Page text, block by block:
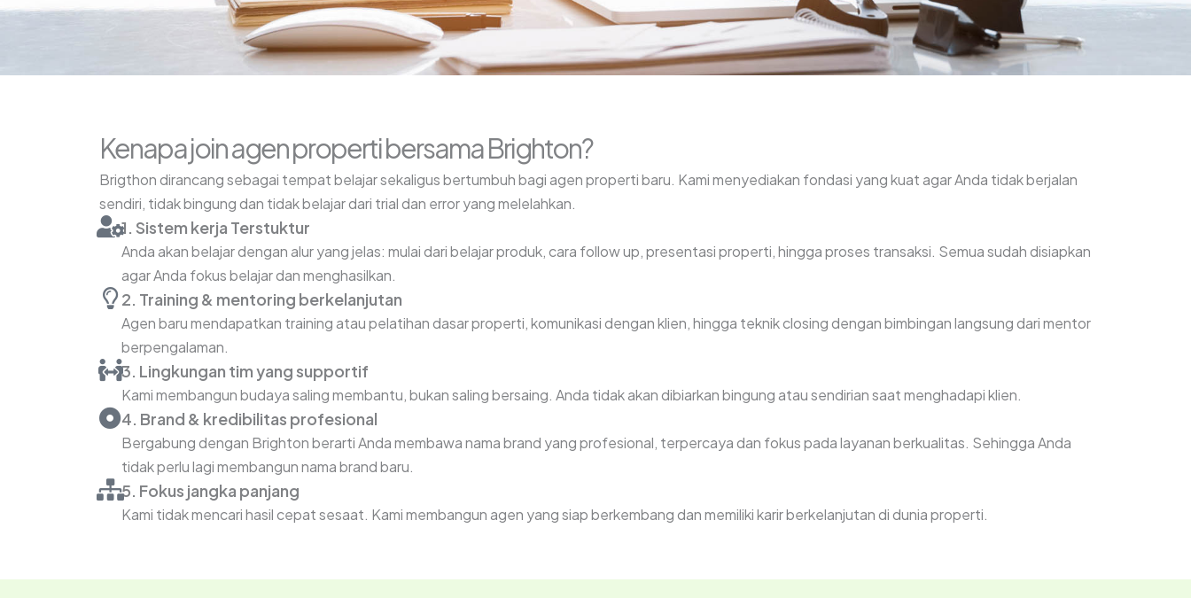
Kenapa join agen properti bersama Brighton?
Brigthon dirancang sebagai tempat belajar sekaligus bertumbuh bagi agen properti baru. Kami menyediakan fondasi yang kuat agar Anda tidak berjalan
sendiri, tidak bingung dan tidak belajar dari trial dan error yang melelahkan.
1. Sistem kerja Terstuktur
Anda akan belajar dengan alur yang jelas: mulai dari belajar produk, cara follow up, presentasi properti, hingga proses transaksi. Semua sudah disiapkan
agar Anda fokus belajar dan menghasilkan.
2. Training & mentoring berkelanjutan
Agen baru mendapatkan training atau pelatihan dasar properti, komunikasi dengan klien, hingga teknik closing dengan bimbingan langsung dari mentor
berpengalaman.
3. Lingkungan tim yang supportif
Kami membangun budaya saling membantu, bukan saling bersaing. Anda tidak akan dibiarkan bingung atau sendirian saat menghadapi klien.
4. Brand & kredibilitas profesional
Bergabung dengan Brighton berarti Anda membawa nama brand yang profesional, terpercaya dan fokus pada layanan berkualitas. Sehingga Anda
tidak perlu lagi membangun nama brand baru.
5. Fokus jangka panjang
Kami tidak mencari hasil cepat sesaat. Kami membangun agen yang siap berkembang dan memiliki karir berkelanjutan di dunia properti.